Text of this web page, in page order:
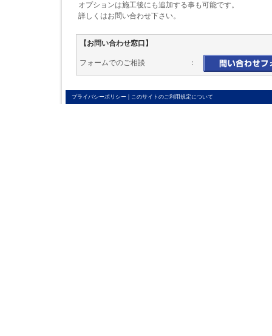
オプションは施工後にも追加する事も可能です。
詳しくはお問い合わせ下さい。
【お問い合わせ窓口】
フォームでのご相談 ：
プライバシーポリシー | このサイトのご利用規定について